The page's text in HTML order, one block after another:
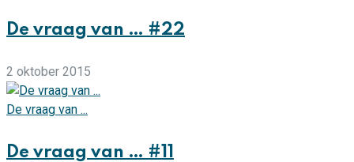
De vraag van … #22
2 oktober 2015
De vraag van ...
De vraag van … #11